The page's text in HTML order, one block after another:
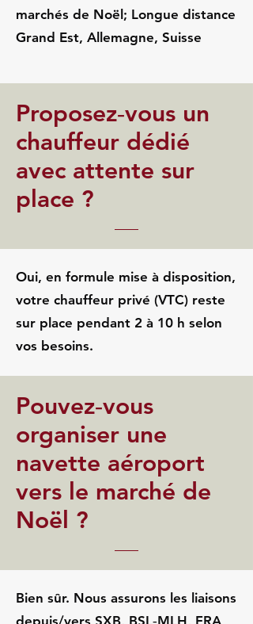
marchés de Noël; Longue distance
Grand Est, Allemagne, Suisse
Proposez‑vous un
chauffeur dédié
avec attente sur
place ?
Oui, en formule mise à disposition,
votre chauffeur privé (VTC) reste
sur place pendant 2 à 10 h selon
vos besoins.
Pouvez‑vous
organiser une
navette aéroport
vers le marché de
Noël ?
Bien sûr. Nous assurons les liaisons
depuis/vers SXB, BSL‑MLH, FRA